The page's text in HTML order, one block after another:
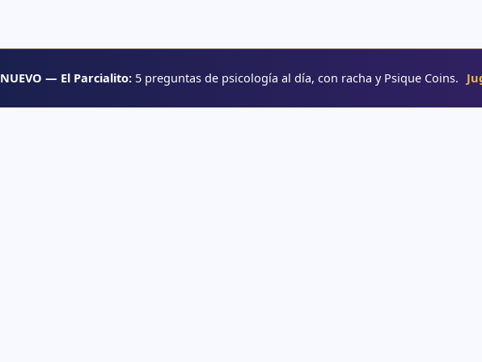
NUEVO — El Parcialito:5 preguntas de psicología al día, con racha y Psique Coins.